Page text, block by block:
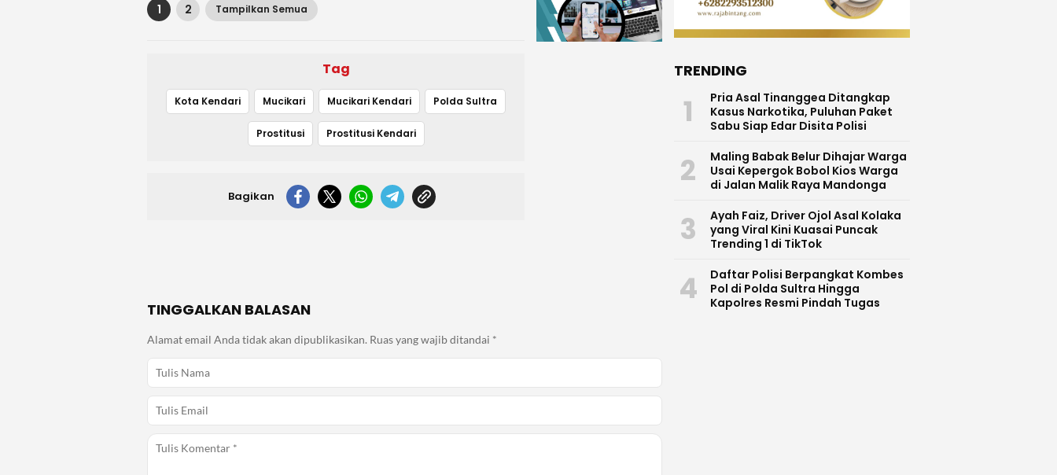
1 2 Tampilkan Semua
Tag
Kota Kendari Mucikari Mucikari Kendari Polda Sultra
Prostitusi Prostitusi Kendari
Bagikan
TINGGALKAN BALASAN
Alamat email Anda tidak akan dipublikasikan. Ruas yang wajib ditandai *
TRENDING
1
Pria Asal Tinanggea Ditangkap
Kasus Narkotika, Puluhan Paket
Sabu Siap Edar Disita Polisi
2
Maling Babak Belur Dihajar Warga
Usai Kepergok Bobol Kios Warga
di Jalan Malik Raya Mandonga
3
Ayah Faiz, Driver Ojol Asal Kolaka
yang Viral Kini Kuasai Puncak
Trending 1 di TikTok
4
Daftar Polisi Berpangkat Kombes
Pol di Polda Sultra Hingga
Kapolres Resmi Pindah Tugas